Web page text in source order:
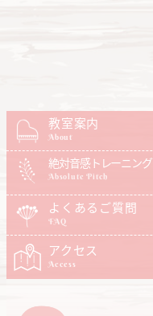
教室案内
About
絶対音感トレーニング
Absolute Pitch
よくあるご質問
FAQ
アクセス
Access